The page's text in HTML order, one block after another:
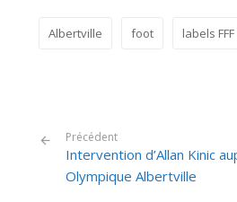
Albertville foot labels FFF
Précédent
Intervention d’Allan Kinic
Olympique Albertville